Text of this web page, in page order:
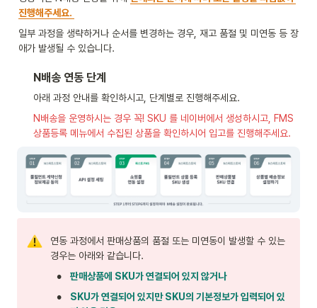
진행해주세요.
일부 과정을 생략하거나 순서를 변경하는 경우, 재고 품절 및 미연동 등 장
애가 발생될 수 있습니다.
N배송 연동 단계
아래 과정 안내를 확인하시고, 단계별로 진행해주세요.
N배송을 운영하시는 경우 꼭! SKU 를 네이버에서 생성하시고, FMS
상품등록 메뉴에서 수집된 상품을 확인하시어 입고를 진행해주세요.
연동 과정에서 판매상품의 품절 또는 미연동이 발생할 수 있는
경우는 아래와 같습니다.
• 판매상품에 SKU가 연결되어 있지 않거나
•
SKU가 연결되어 있지만 SKU의 기본정보가 입력되어 있